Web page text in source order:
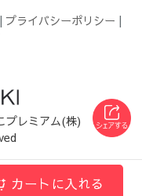
| プライバシーポリシー |
レミアム(株)
カートに入れる